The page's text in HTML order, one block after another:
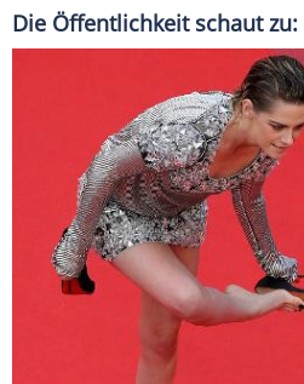
Die Öffentlichkeit schaut zu: